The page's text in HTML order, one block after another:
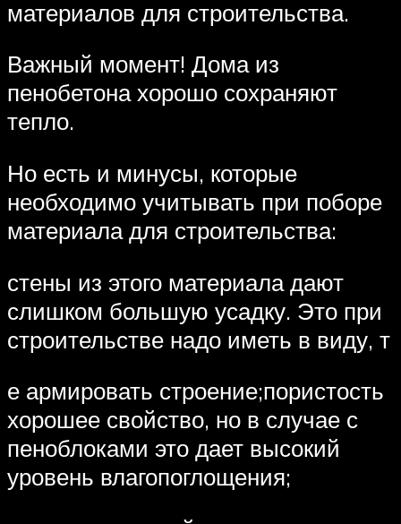
материалов для строительства.
Важный момент! Дома из
пенобетона хорошо сохраняют
тепло.
Но есть и минусы, которые
необходимо учитывать при поборе
материала для строительства:
стены из этого материала дают
слишком большую усадку. Это при
строительстве надо иметь в виду, т
е армировать строение;пористость
хорошее свойство, но в случае с
пеноблоками это дает высокий
уровень влагопоглощения;